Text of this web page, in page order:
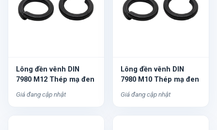
Lông đền vênh DIN
7980 M12 Thép mạ đen
Giá đang cập nhật
Lông đền vênh DIN
7980 M10 Thép mạ đen
Giá đang cập nhật